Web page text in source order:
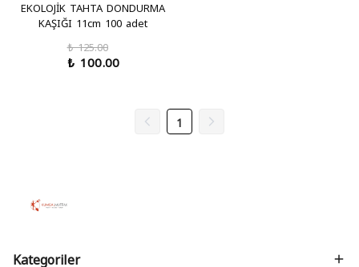
EKOLOJİK TAHTA DONDURMA
KAŞIĞI 11cm 100 adet
₺ 125.00
₺ 100.00
1
Kategoriler